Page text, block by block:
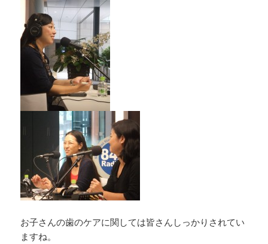
お子さんの歯のケアに関しては皆さんしっかりされてい
ますね。